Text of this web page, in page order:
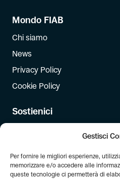
Gestisci
Per fornire le migliori esperienze,
memorizzare e/o accedere alle
queste tecnologie ci permetterà di
Mondo FIAB
Chi siamo
News
Privacy Policy
Cookie Policy
Sostienici
Dona il 5 per mille